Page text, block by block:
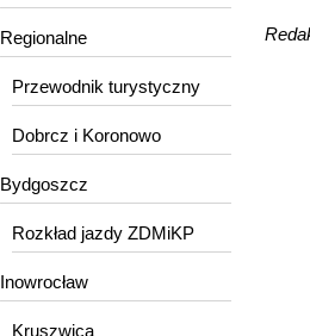
Regionalne
Przewodnik turystyczny
Dobrcz i Koronowo
Bydgoszcz
Rozkład jazdy ZDMiKP
Inowrocław
Kruszwica